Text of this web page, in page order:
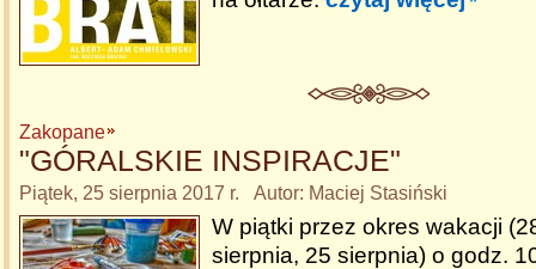
Zakopane
"GÓRALSKIE INSPIRACJE"
Piątek, 25 sierpnia 2017 r. Autor: Maciej Stasiński
W piątki przez okres wakacji
sierpnia, 25 sierpnia) o godz.